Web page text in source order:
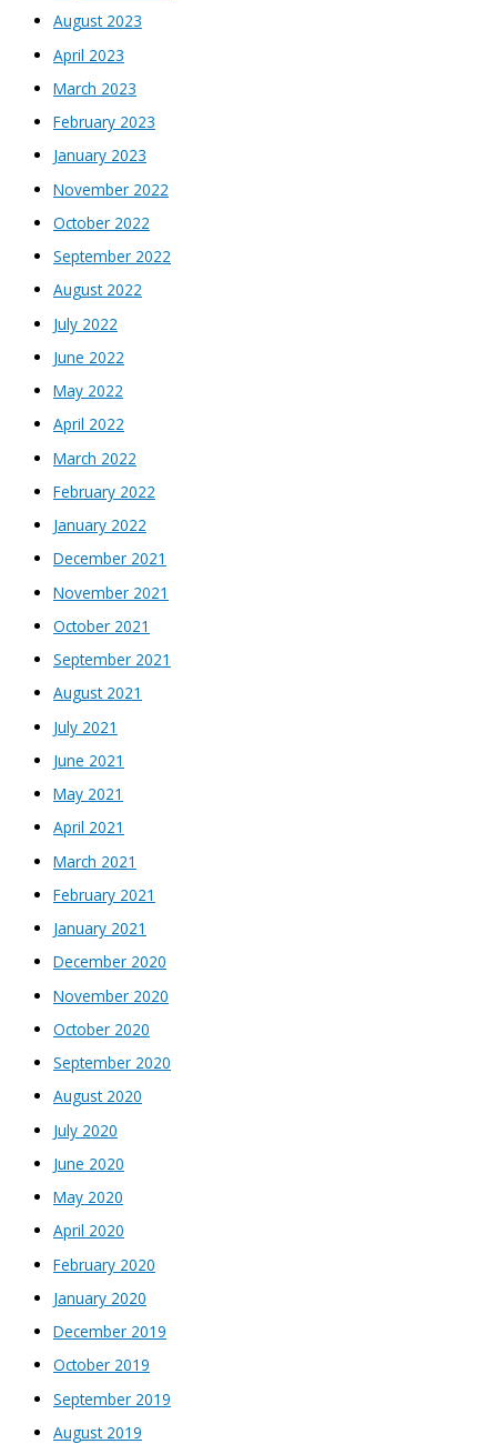
August 2023
April 2023
March 2023
February 2023
January 2023
November 2022
October 2022
September 2022
August 2022
July 2022
June 2022
May 2022
April 2022
March 2022
February 2022
January 2022
December 2021
November 2021
October 2021
September 2021
August 2021
July 2021
June 2021
May 2021
April 2021
March 2021
February 2021
January 2021
December 2020
November 2020
October 2020
September 2020
August 2020
July 2020
June 2020
May 2020
April 2020
February 2020
January 2020
December 2019
October 2019
September 2019
August 2019